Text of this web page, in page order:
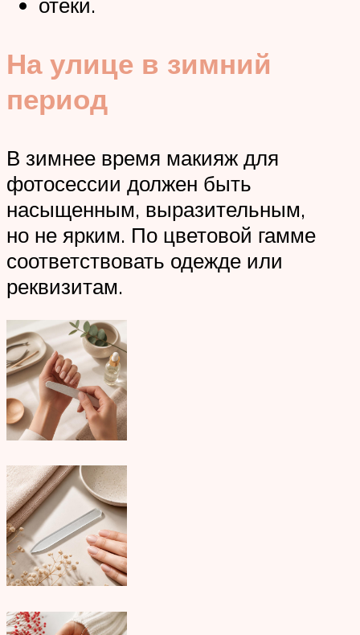
На улице в зимний
период
В зимнее время макияж для
фотосессии должен быть
насыщенным, выразительным,
но не ярким. По цветовой гамме
соответствовать одежде или
реквизитам.